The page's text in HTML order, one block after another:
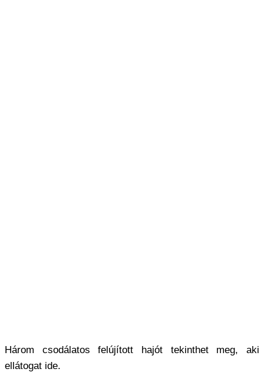
Három csodálatos felújított hajót tekinthet meg, aki
ellátogat ide.